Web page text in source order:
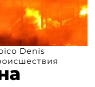
Denis